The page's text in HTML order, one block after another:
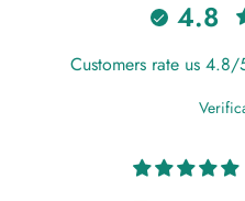
4.8
Customers rate us